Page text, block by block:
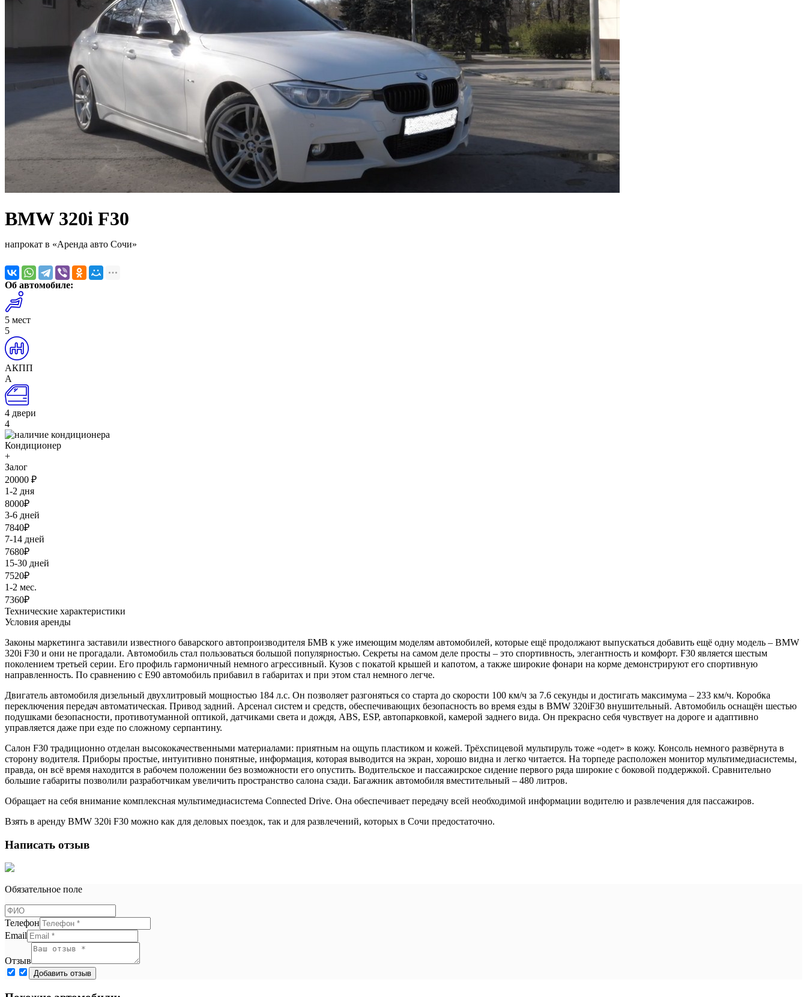
BMW 320i F30
напрокат в «Аренда авто Сочи»
Об автомобиле:
5 мест
5
АКПП
А
4 двери
4
Кондиционер
+
Залог
20000 ₽
1-2 дня
8000₽
3-6 дней
7840₽
7-14 дней
7680₽
15-30 дней
7520₽
1-2 мес.
7360₽
Технические характеристики
Условия аренды
Законы маркетинга заставили известного баварского автопроизводителя БМВ к уже имеющим моделям автомобилей, которые ещё продолжают выпускаться добавить ещё одну модель – BMW
320i F30 и они не прогадали. Автомобиль стал пользоваться большой популярностью. Секреты на самом деле просты – это спортивность, элегантность и комфорт. F30 является шестым
поколением третьей серии. Его профиль гармоничный немного агрессивный. Кузов с покатой крышей и капотом, а также широкие фонари на корме демонстрируют его спортивную
направленность. По сравнению с Е90 автомобиль прибавил в габаритах и при этом стал немного легче.
Двигатель автомобиля дизельный двухлитровый мощностью 184 л.с. Он позволяет разгоняться со старта до скорости 100 км/ч за 7.6 секунды и достигать максимума – 233 км/ч. Коробка
переключения передач автоматическая. Привод задний. Арсенал систем и средств, обеспечивающих безопасность во время езды в BMW 320iF30 внушительный. Автомобиль оснащён шестью
подушками безопасности, противотуманной оптикой, датчиками света и дождя, ABS, ESP, автопарковкой, камерой заднего вида. Он прекрасно себя чувствует на дороге и адаптивно
управляется даже при езде по сложному серпантину.
Салон F30 традиционно отделан высококачественными материалами: приятным на ощупь пластиком и кожей. Трёхспицевой мультируль тоже «одет» в кожу. Консоль немного развёрнута в
сторону водителя. Приборы простые, интуитивно понятные, информация, которая выводится на экран, хорошо видна и легко читается. На торпеде расположен монитор мультимедиасистемы,
правда, он всё время находится в рабочем положении без возможности его опустить. Водительское и пассажирское сидение первого ряда широкие с боковой поддержкой. Сравнительно
большие габариты позволили разработчикам увеличить пространство салона сзади. Багажник автомобиля вместительный – 480 литров.
Обращает на себя внимание комплексная мультимедиасистема Connected Drive. Она обеспечивает передачу всей необходимой информации водителю и развлечения для пассажиров.
Взять в аренду BMW 320i F30 можно как для деловых поездок, так и для развлечений, которых в Сочи предостаточно.
Написать отзыв
Обязательное поле
Телефон
Email
Отзыв